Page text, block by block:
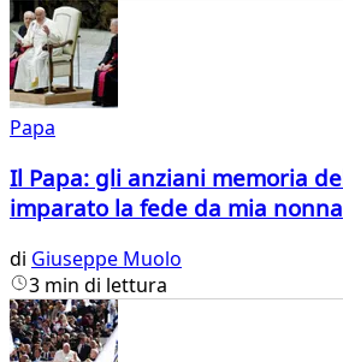
Papa
Il Papa: gli anziani memoria
imparato la fede da mia nonna
di Giuseppe Muolo
3 min di lettura